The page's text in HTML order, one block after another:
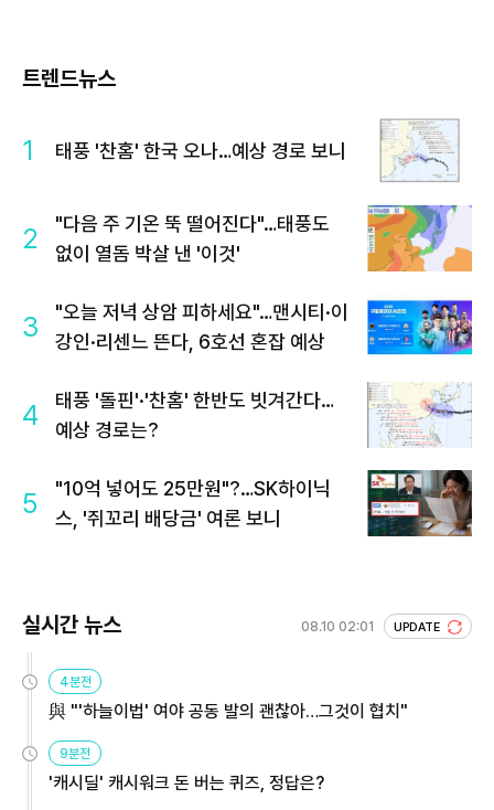
트렌드뉴스
1 태풍 '찬홈' 한국 오나…예상 경로 보니
2
"다음 주 기온 뚝 떨어진다"…태풍도
없이 열돔 박살 낸 '이것'
3
"오늘 저녁 상암 피하세요"…맨시티·이
강인·리센느 뜬다, 6호선 혼잡 예상
4
태풍 '돌핀'·'찬홈' 한반도 빗겨간다…
예상 경로는?
5
"10억 넣어도 25만원"?…SK하이닉
스, '쥐꼬리 배당금' 여론 보니
실시간 뉴스 08.10 02:01 UPDATE
4분전
與 "'하늘이법' 여야 공동 발의 괜찮아…그것이 협치"
9분전
'캐시딜' 캐시워크 돈 버는 퀴즈, 정답은?